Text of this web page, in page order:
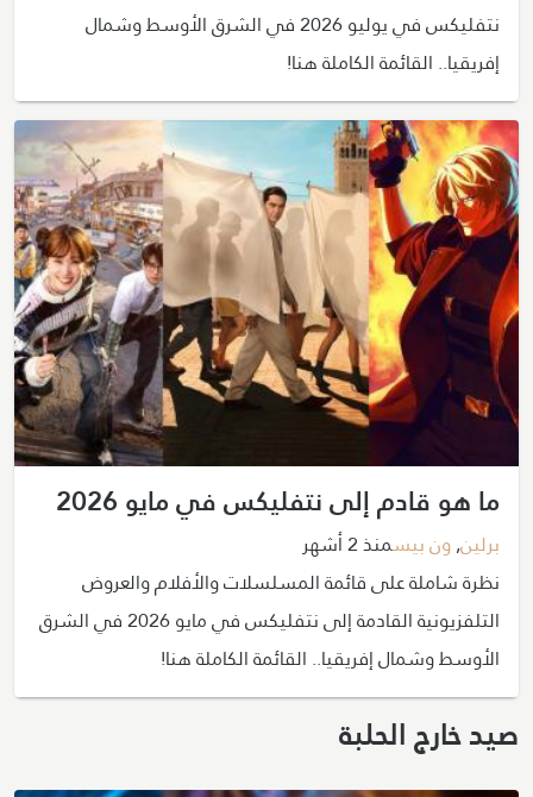
نتفليكس في يوليو 2026 في الشرق الأوسط وشمال
إفريقيا.. القائمة الكاملة هنا!
ما هو قادم إلى نتفليكس في مايو 2026
برلين,ون بيسمنذ 2 أشهر
نظرة شاملة على قائمة المسلسلات والأفلام والعروض
التلفزيونية القادمة إلى نتفليكس في مايو 2026 في الشرق
الأوسط وشمال إفريقيا.. القائمة الكاملة هنا!
صيد خارج الحلبة